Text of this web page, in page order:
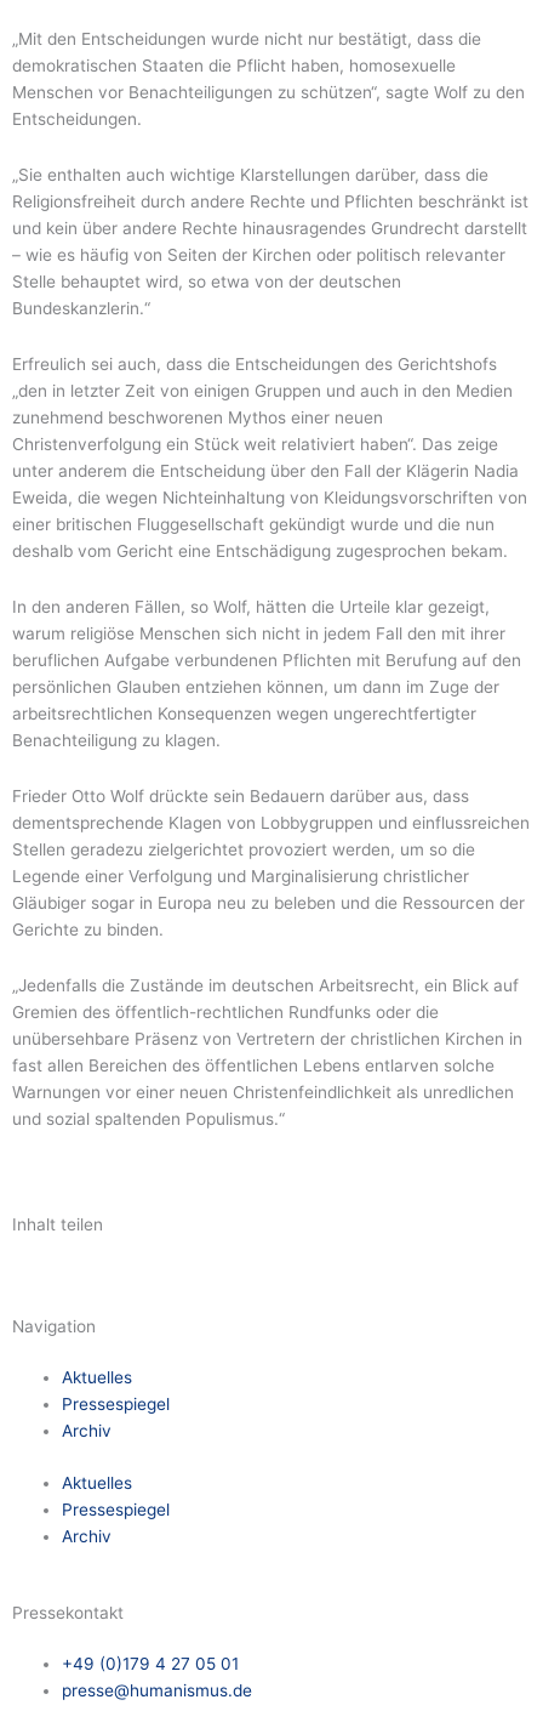
Navigation
Aktuelles
Pressespiegel
Archiv
Aktuelles
Pressespiegel
Archiv
Pressekontakt
+49 (0)179 4 27 05 01
presse@humanismus.de
„Mit den Entscheidungen wurde nicht nur bestätigt, dass die
demokratischen Staaten die Pflicht haben, homosexuelle
Menschen vor Benachteiligungen zu schützen“, sagte Wolf zu den
Entscheidungen.
„Sie enthalten auch wichtige Klarstellungen darüber, dass die
Religionsfreiheit durch andere Rechte und Pflichten beschränkt ist
und kein über andere Rechte hinausragendes Grundrecht darstellt
– wie es häufig von Seiten der Kirchen oder politisch relevanter
Stelle behauptet wird, so etwa von der deutschen
Bundeskanzlerin.“
Erfreulich sei auch, dass die Entscheidungen des Gerichtshofs
„den in letzter Zeit von einigen Gruppen und auch in den Medien
zunehmend beschworenen Mythos einer neuen
Christenverfolgung ein Stück weit relativiert haben“. Das zeige
unter anderem die Entscheidung über den Fall der Klägerin Nadia
Eweida, die wegen Nichteinhaltung von Kleidungsvorschriften von
einer britischen Fluggesellschaft gekündigt wurde und die nun
deshalb vom Gericht eine Entschädigung zugesprochen bekam.
In den anderen Fällen, so Wolf, hätten die Urteile klar gezeigt,
warum religiöse Menschen sich nicht in jedem Fall den mit ihrer
beruflichen Aufgabe verbundenen Pflichten mit Berufung auf den
persönlichen Glauben entziehen können, um dann im Zuge der
arbeitsrechtlichen Konsequenzen wegen ungerechtfertigter
Benachteiligung zu klagen.
Frieder Otto Wolf drückte sein Bedauern darüber aus, dass
dementsprechende Klagen von Lobbygruppen und einflussreichen
Stellen geradezu zielgerichtet provoziert werden, um so die
Legende einer Verfolgung und Marginalisierung christlicher
Gläubiger sogar in Europa neu zu beleben und die Ressourcen der
Gerichte zu binden.
„Jedenfalls die Zustände im deutschen Arbeitsrecht, ein Blick auf
Gremien des öffentlich-rechtlichen Rundfunks oder die
unübersehbare Präsenz von Vertretern der christlichen Kirchen in
fast allen Bereichen des öffentlichen Lebens entlarven solche
Warnungen vor einer neuen Christenfeindlichkeit als unredlichen
und sozial spaltenden Populismus.“
Inhalt teilen